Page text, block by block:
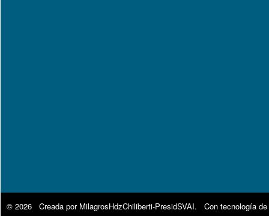
© 2026 Creada por MilagrosHdzChiliberti-PresidSVAI. Con tecnología de